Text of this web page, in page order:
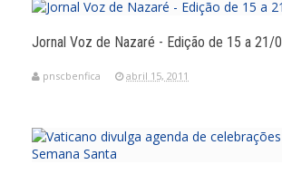
Jornal Voz de Nazaré - Edição de 15 a 21/
pnscbenfica abril 15, 2011